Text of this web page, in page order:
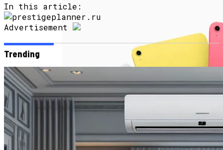
Телескоп «Хаббл» Показал Необычную
Галактику
In this article:
Advertisement
Trending